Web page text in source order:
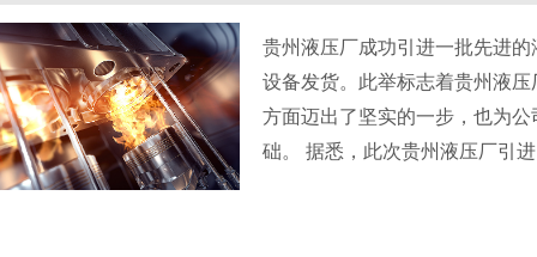
贵州液压厂成功引进一批先进
设备发货。此举标志着贵州液
方面迈出了坚实的一步，也为
础。 据悉，此次贵州液压厂引进的液压油真空滤油机是由国内